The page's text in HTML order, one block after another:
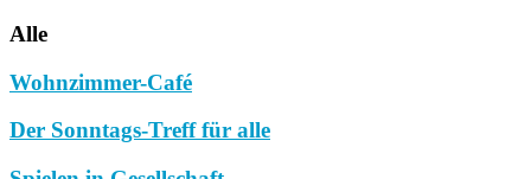
Alle
Wohnzimmer-Café
Der Sonntags-Treff für alle